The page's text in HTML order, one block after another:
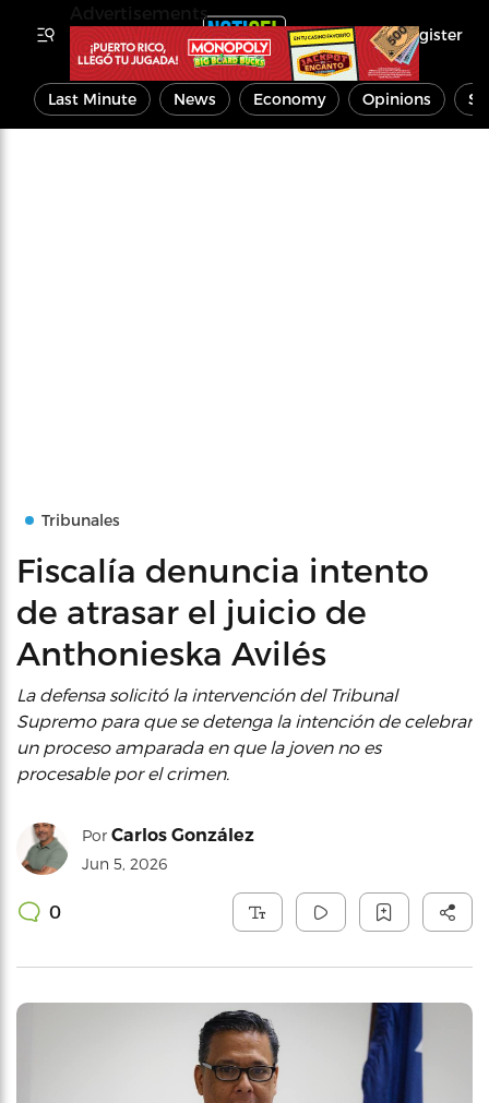
Register
Last Minute News Economy Opinions
Tribunales
Fiscalía denuncia intento
de atrasar el juicio de
Anthonieska Avilés
La defensa solicitó la intervención del Tribunal
Supremo para que se detenga la intención de celebrar
un proceso amparada en que la joven no es
procesable por el crimen.
Por Carlos González
Jun 5, 2026
0
Advertisements